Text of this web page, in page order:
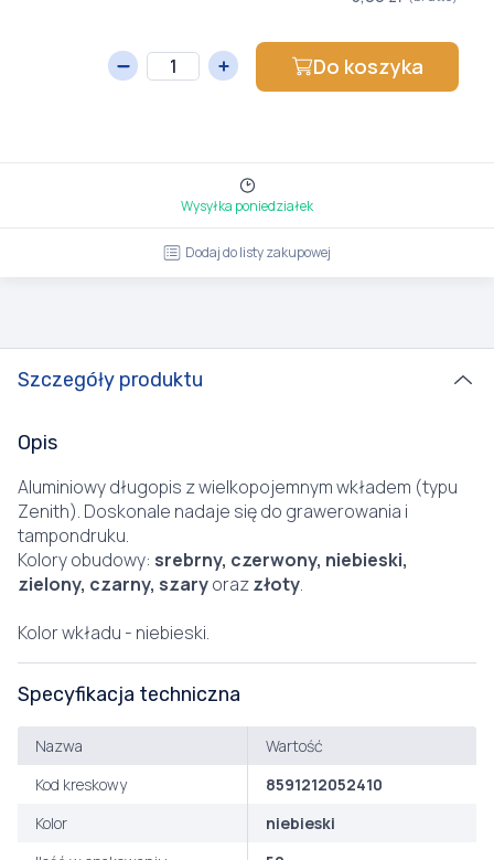
Do koszyka
Wysyłka poniedziałek
Dodaj do listy zakupowej
Szczegóły produktu
Opis
Aluminiowy długopis z wielkopojemnym wkładem (typu
Zenith). Doskonale nadaje się do grawerowania i
tampondruku.
Kolory obudowy: srebrny, czerwony, niebieski,
zielony, czarny, szaryorazzłoty.
Kolor wkładu - niebieski.
Specyfikacja techniczna
Nazwa
Wartość
Kod kreskowy
8591212052410
Kolor
niebieski